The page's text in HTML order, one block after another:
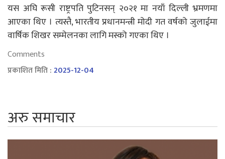
यस अघि रूसी राष्ट्रपति पुटिनसन् २०२१ मा नयाँ दिल्ली भ्रमणमा
आएका थिए । त्यस्तै, भारतीय प्रधानमन्त्री मोदी गत वर्षको जुलाईमा
वार्षिक शिखर सम्मेलनका लागि मस्को गएका थिए ।
Comments
प्रकाशित मिति :2025-12-04
अरु समाचार